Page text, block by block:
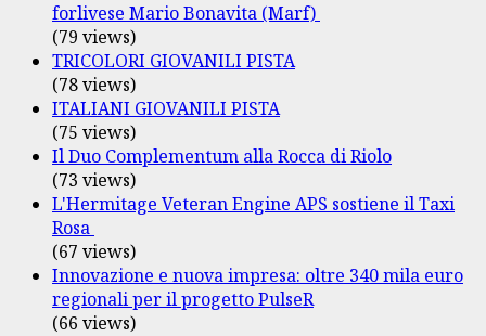
forlivese Mario Bonavita (Marf)
(79 views)
TRICOLORI GIOVANILI PISTA
(78 views)
ITALIANI GIOVANILI PISTA
(75 views)
Il Duo Complementum alla Rocca di Riolo
(73 views)
L'Hermitage Veteran Engine APS sostiene il Taxi
Rosa
(67 views)
Innovazione e nuova impresa: oltre 340 mila euro
regionali per il progetto PulseR
(66 views)